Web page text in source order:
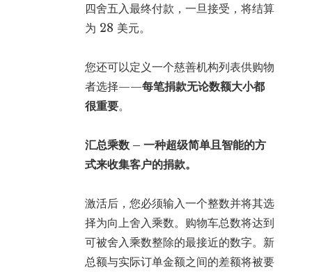
四舍五入最终付款，一旦接受，将结算
为 28 美元。
您还可以定义一个慈善机构列表供购物
者选择——每笔捐款无论数额大小都
很重要。
汇总乘数 – 一种超级简单且智能的方
式来收集客户的捐款。
激活后，您必须输入一个整数并将其选
择为向上舍入乘数。购物车总数将达到
可被舍入乘数整除的最接近的数字。新
总额与实际订单金额之间的差额将被要